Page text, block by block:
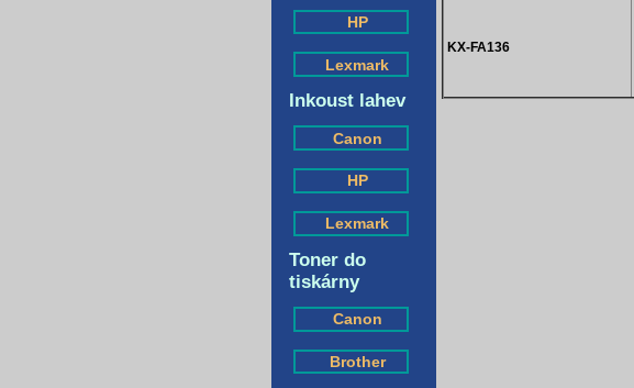
HP
Lexmark
Inkoust lahev
Canon
HP
Lexmark
Toner do
tiskárny
Canon
Brother
KX-FA136